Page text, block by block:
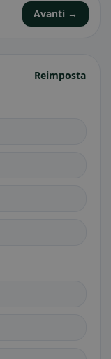
Reimposta
Avanti →